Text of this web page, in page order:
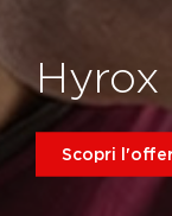
Hyrox
Scopri